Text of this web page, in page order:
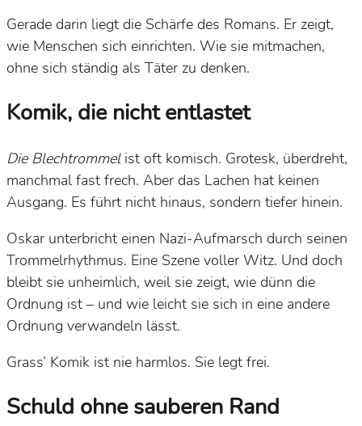
Gerade darin liegt die Schärfe des Romans. Er zeigt,
wie Menschen sich einrichten. Wie sie mitmachen,
ohne sich ständig als Täter zu denken.
Komik, die nicht entlastet
Die Blechtrommelist oft komisch. Grotesk, überdreht,
manchmal fast frech. Aber das Lachen hat keinen
Ausgang. Es führt nicht hinaus, sondern tiefer hinein.
Oskar unterbricht einen Nazi-Aufmarsch durch seinen
Trommelrhythmus. Eine Szene voller Witz. Und doch
bleibt sie unheimlich, weil sie zeigt, wie dünn die
Ordnung ist – und wie leicht sie sich in eine andere
Ordnung verwandeln lässt.
Grass’ Komik ist nie harmlos. Sie legt frei.
Schuld ohne sauberen Rand